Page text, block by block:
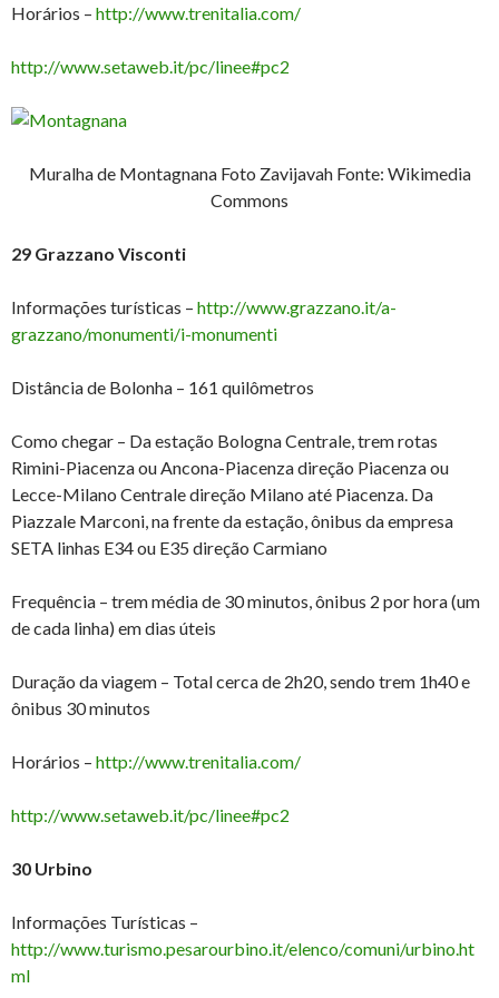
Horários – http://www.trenitalia.com/
http://www.setaweb.it/pc/linee#pc2
Muralha de Montagnana Foto Zavijavah Fonte: Wikimedia
Commons
29 Grazzano Visconti
Informações turísticas – http://www.grazzano.it/a-
grazzano/monumenti/i-monumenti
Distância de Bolonha – 161 quilômetros
Como chegar – Da estação Bologna Centrale, trem rotas
Rimini-Piacenza ou Ancona-Piacenza direção Piacenza ou
Lecce-Milano Centrale direção Milano até Piacenza. Da
Piazzale Marconi, na frente da estação, ônibus da empresa
SETA linhas E34 ou E35 direção Carmiano
Frequência – trem média de 30 minutos, ônibus 2 por hora (um
de cada linha) em dias úteis
Duração da viagem – Total cerca de 2h20, sendo trem 1h40 e
ônibus 30 minutos
Horários – http://www.trenitalia.com/
http://www.setaweb.it/pc/linee#pc2
30 Urbino
Informações Turísticas –
http://www.turismo.pesarourbino.it/elenco/comuni/urbino.ht
ml